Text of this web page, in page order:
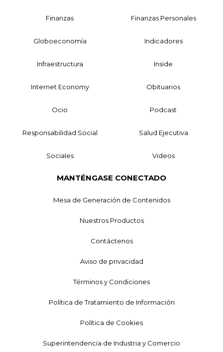
Finanzas Finanzas Personales
Globoeconomía Indicadores
Infraestructura Inside
Internet Economy Obituarios
Ocio Podcast
Responsabilidad Social Salud Ejecutiva
Sociales Videos
MANTÉNGASE CONECTADO
Mesa de Generación de Contenidos
Nuestros Productos
Contáctenos
Aviso de privacidad
Términos y Condiciones
Política de Tratamiento de Información
Política de Cookies
Superintendencia de Industria y Comercio